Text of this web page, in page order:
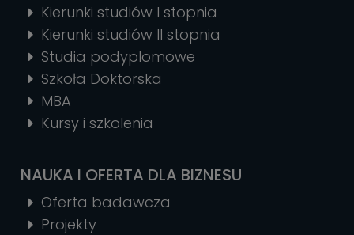
Kierunki studiów I stopnia
Kierunki studiów II stopnia
Studia podyplomowe
Szkoła Doktorska
MBA
Kursy i szkolenia
NAUKA I OFERTA DLA BIZNESU
Oferta badawcza
Projekty